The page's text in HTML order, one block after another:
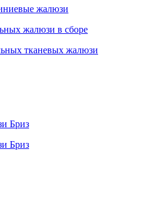
жалюзи
жалюзи в сборе
тканевых жалюзи
Бриз
Бриз